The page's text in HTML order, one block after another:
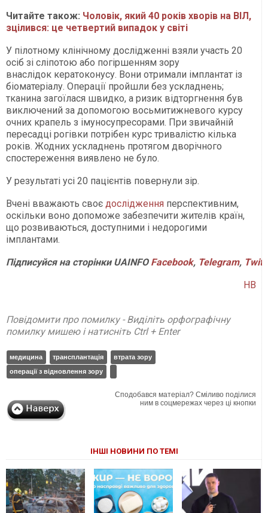
Читайте також: Чоловік, який 40 років хворів на ВІЛ,
зцілився: це четвертий випадок у світі
У пілотному клінічному дослідженні взяли участь 20
осіб зі сліпотою або погіршенням зору
внаслідок кератоконусу. Вони отримали імплантат із
біоматеріалу. Операції пройшли без ускладнень;
тканина загоїлася швидко, а ризик відторгнення був
виключений за допомогою восьмитижневого курсу
очних крапель з імуносупресорами. При звичайній
пересадці рогівки потрібен курс тривалістю кілька
років. Жодних ускладнень протягом дворічного
спостереження виявлено не було.
У результаті усі 20 пацієнтів повернули зір.
Вчені вважають своє дослідження перспективним,
оскільки воно допоможе забезпечити жителів країн,
що розвиваються, доступними і недорогими
імплантами.
Підписуйся на сторінки UAINFO Facebook, Telegram,
НВ
Повідомити про помилку - Виділіть орфографічну
помилку мишею і натисніть Ctrl + Enter
медицина трансплантація
втрата зору
операції з відновлення зору
Сподобався матеріал? Сміливо поділися
ним в соцмережах через ці кнопки
ІНШІ НОВИНИ ПО ТЕМІ